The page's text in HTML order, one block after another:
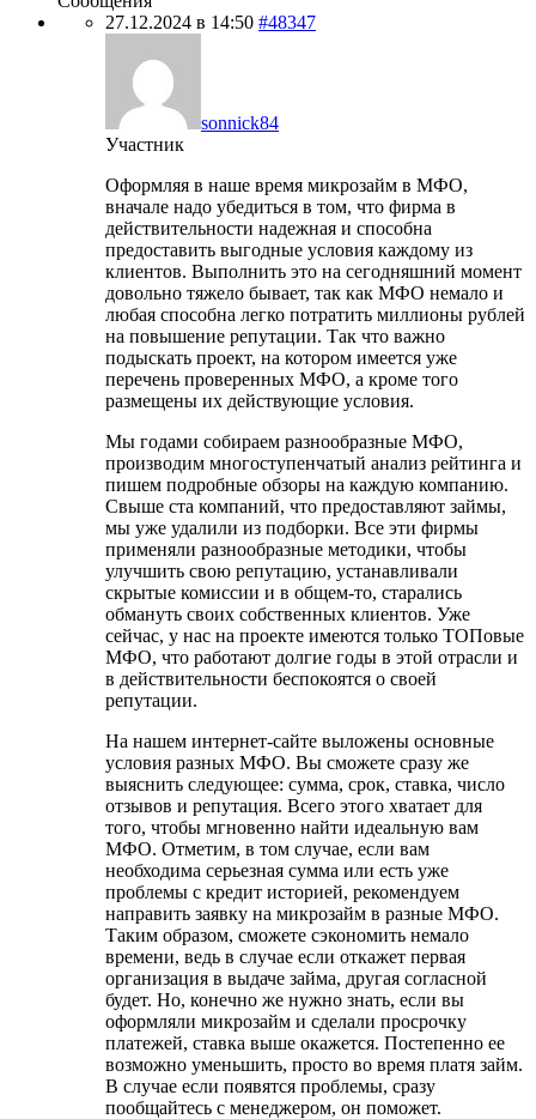
27.12.2024 в 14:50 #48347
sonnick84
Участник
Оформляя в наше время микрозайм в МФО,
вначале надо убедиться в том, что фирма в
действительности надежная и способна
предоставить выгодные условия каждому из
клиентов. Выполнить это на сегодняшний момент
довольно тяжело бывает, так как МФО немало и
любая способна легко потратить миллионы рублей
на повышение репутации. Так что важно
подыскать проект, на котором имеется уже
перечень проверенных МФО, а кроме того
размещены их действующие условия.
Мы годами собираем разнообразные МФО,
производим многоступенчатый анализ рейтинга и
пишем подробные обзоры на каждую компанию.
Свыше ста компаний, что предоставляют займы,
мы уже удалили из подборки. Все эти фирмы
применяли разнообразные методики, чтобы
улучшить свою репутацию, устанавливали
скрытые комиссии и в общем-то, старались
обмануть своих собственных клиентов. Уже
сейчас, у нас на проекте имеются только ТОПовые
МФО, что работают долгие годы в этой отрасли и
в действительности беспокоятся о своей
репутации.
На нашем интернет-сайте выложены основные
условия разных МФО. Вы сможете сразу же
выяснить следующее: сумма, срок, ставка, число
отзывов и репутация. Всего этого хватает для
того, чтобы мгновенно найти идеальную вам
МФО. Отметим, в том случае, если вам
необходима серьезная сумма или есть уже
проблемы с кредит историей, рекомендуем
направить заявку на микрозайм в разные МФО.
Таким образом, сможете сэкономить немало
времени, ведь в случае если откажет первая
организация в выдаче займа, другая согласной
будет. Но, конечно же нужно знать, если вы
оформляли микрозайм и сделали просрочку
платежей, ставка выше окажется. Постепенно ее
возможно уменьшить, просто во время платя займ.
В случае если появятся проблемы, сразу
пообщайтесь с менеджером, он поможет.